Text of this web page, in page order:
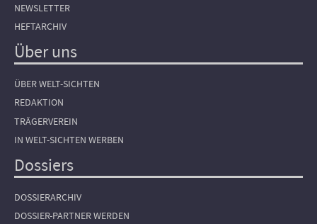
NEWSLETTER
HEFTARCHIV
Über uns
ÜBER WELT-SICHTEN
REDAKTION
TRÄGERVEREIN
IN WELT-SICHTEN WERBEN
Dossiers
DOSSIERARCHIV
DOSSIER-PARTNER WERDEN